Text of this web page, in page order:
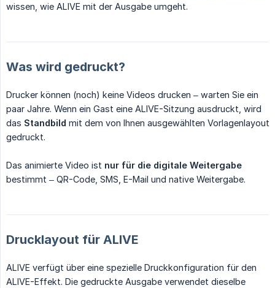
wissen, wie ALIVE mit der Ausgabe umgeht.
Was wird gedruckt?
Drucker können (noch) keine Videos drucken – warten Sie ein
paar Jahre. Wenn ein Gast eine ALIVE-Sitzung ausdruckt, wird
das Standbild mit dem von Ihnen ausgewählten Vorlagenlayout
gedruckt.
Das animierte Video ist nur für die digitale Weitergabe
bestimmt – QR-Code, SMS, E-Mail und native Weitergabe.
Drucklayout für ALIVE
ALIVE verfügt über eine spezielle Druckkonfiguration für den
ALIVE-Effekt. Die gedruckte Ausgabe verwendet dieselbe